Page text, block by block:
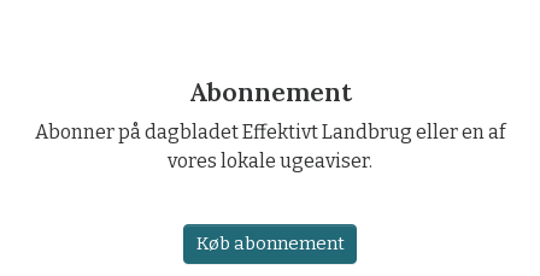
Abonnement
Abonner på dagbladet Effektivt Landbrug eller en af
vores lokale ugeaviser.
Køb abonnement